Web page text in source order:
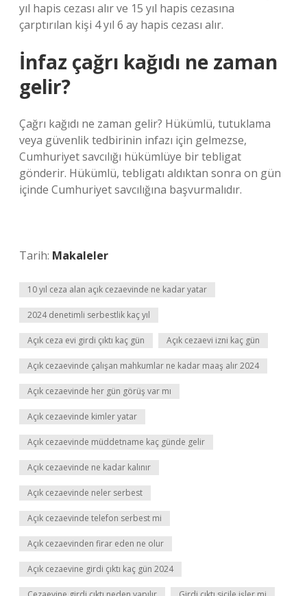
yıl hapis cezası alır ve 15 yıl hapis cezasına
çarptırılan kişi 4 yıl 6 ay hapis cezası alır.
İnfaz çağrı kağıdı ne zaman
gelir?
Çağrı kağıdı ne zaman gelir? Hükümlü, tutuklama
veya güvenlik tedbirinin infazı için gelmezse,
Cumhuriyet savcılığı hükümlüye bir tebligat
gönderir. Hükümlü, tebligatı aldıktan sonra on gün
içinde Cumhuriyet savcılığına başvurmalıdır.
Tarih: Makaleler
10 yıl ceza alan açık cezaevinde ne kadar yatar
2024 denetimli serbestlik kaç yıl
Açık ceza evi girdi çıktı kaç gün Açık cezaevi izni kaç gün
Açık cezaevinde çalışan mahkumlar ne kadar maaş alır 2024
Açık cezaevinde her gün görüş var mı
Açık cezaevinde kimler yatar
Açık cezaevinde müddetname kaç günde gelir
Açık cezaevinde ne kadar kalınır
Açık cezaevinde neler serbest
Açık cezaevinde telefon serbest mi
Açık cezaevinden firar eden ne olur
Açık cezaevine girdi çıktı kaç gün 2024